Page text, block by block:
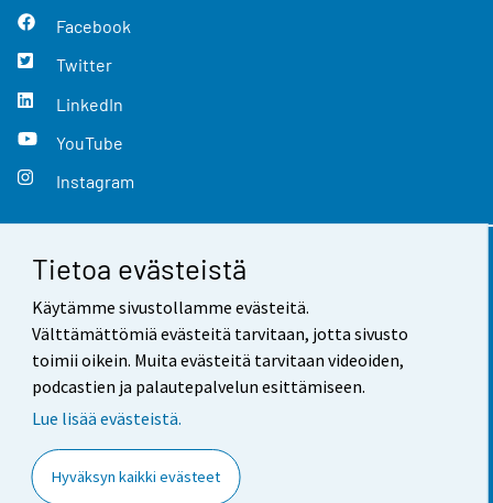
Tietoa evästeistä
Käytämme sivustollamme evästeitä.
Välttämättömiä evästeitä tarvitaan, jotta sivusto
toimii oikein. Muita evästeitä tarvitaan videoiden,
podcastien ja palautepalvelun esittämiseen.
Lue lisää evästeistä.
Hyväksyn kaikki evästeet
Facebook
Twitter
LinkedIn
YouTube
Instagram
Yhteystiedot
Palaute
Käyttöehdot
Saavutettavuus
Tietoa sivustosta